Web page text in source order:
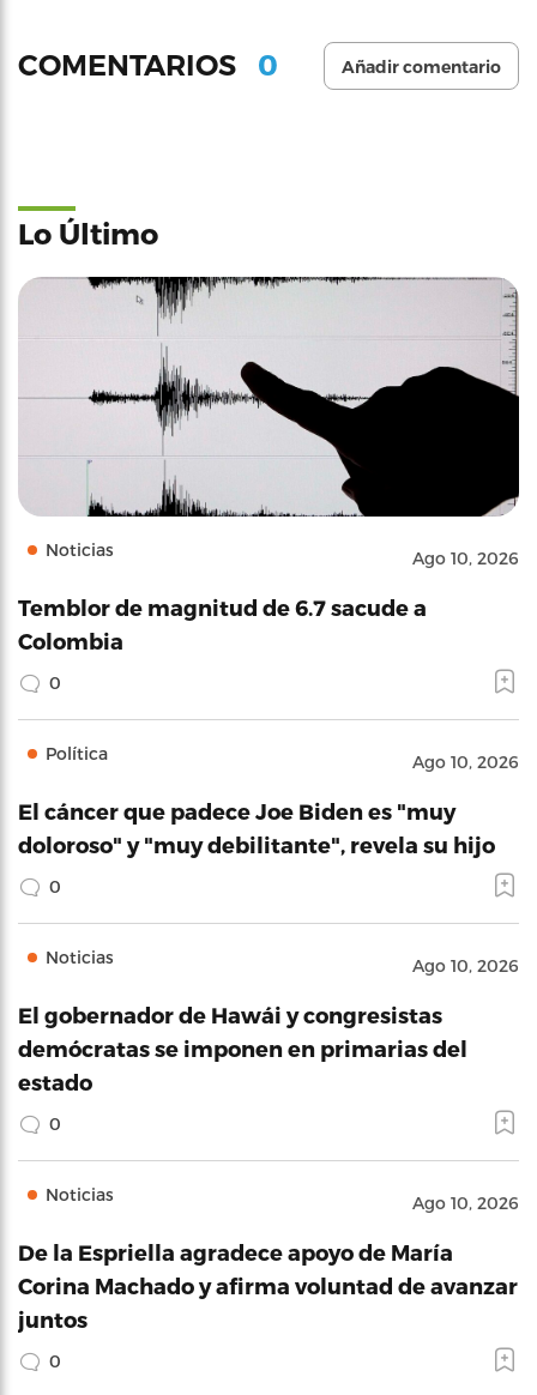
COMENTARIOS 0 Añadir comentario
Lo Último
Noticias Ago 10, 2026
Temblor de magnitud de 6.7 sacude a
Colombia
0
Política Ago 10, 2026
El cáncer que padece Joe Biden es "muy
doloroso" y "muy debilitante", revela su hijo
0
Noticias Ago 10, 2026
El gobernador de Hawái y congresistas
demócratas se imponen en primarias del
estado
0
Noticias Ago 10, 2026
De la Espriella agradece apoyo de María
Corina Machado y afirma voluntad de avanzar
juntos
0